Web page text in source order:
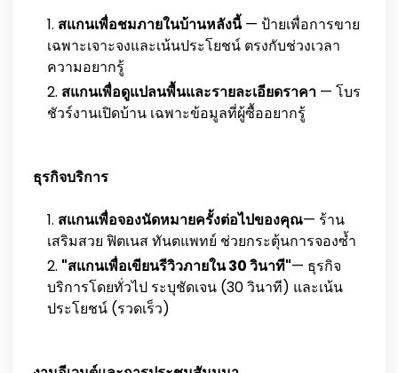
สแกนเพื่อชมภายในบ้านหลังนี้— ป้ายเพื่อการขาย
เฉพาะเจาะจงและเน้นประโยชน์ ตรงกับช่วงเวลา
ความอยากรู้
สแกนเพื่อดูแปลนพื้นและรายละเอียดราคา — โบร
ชัวร์งานเปิดบ้าน เฉพาะข้อมูลที่ผู้ซื้ออยากรู้
ธุรกิจบริการ
สแกนเพื่อจองนัดหมายครั้งต่อไปของคุณ— ร้าน
เสริมสวย ฟิตเนส ทันตแพทย์ ช่วยกระตุ้นการจองซ้ำ
"สแกนเพื่อเขียนรีวิวภายใน 30 วินาที"— ธุรกิจ
บริการโดยทั่วไป ระบุชัดเจน (30 วินาที) และเน้น
ประโยชน์ (รวดเร็ว)